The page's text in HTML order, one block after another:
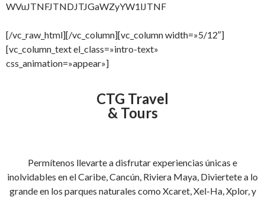
WVuJTNFJTNDJTJGaWZyYW1lJTNF
[/vc_raw_html][/vc_column][vc_column width=»5/12″]
[vc_column_text el_class=»intro-text»
css_animation=»appear»]
CTG Travel
& Tours
Permítenos llevarte a disfrutar experiencias únicas e
inolvidables en el Caribe, Cancún, Riviera Maya, Diviertete a lo
grande en los parques naturales como Xcaret, Xel-Ha, Xplor, y